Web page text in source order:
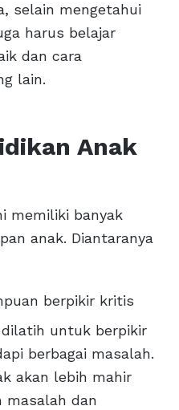
selain mengetahui
harus belajar
dan cara
lain.
Anak
memiliki banyak
anak. Diantaranya
berpikir kritis
dilatih untuk berpikir
berbagai masalah.
akan lebih mahir
masalah dan